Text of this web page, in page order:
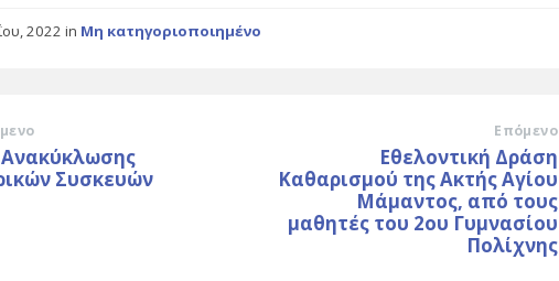
2022in Μη κατηγοριοποιημένο
Συσκευών
Επόμενο
Εθελοντική Δράση
Καθαρισμού της Ακτής Αγίου
Μάμαντος, από τους
μαθητές του 2ου Γυμνασίου
Πολίχνης